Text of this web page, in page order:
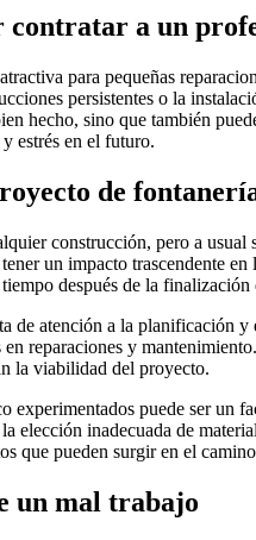
contratar a un
para pequeñas
persistentes o la
hecho, sino que también
estrés en el futuro.
de
construcción, pero a
un impacto trascendente
después de la
de atención a la planificación
reparaciones y
la viabilidad del proyecto.
experimentados puede ser un
elección inadecuada de
que pueden surgir en el
un mal trabajo